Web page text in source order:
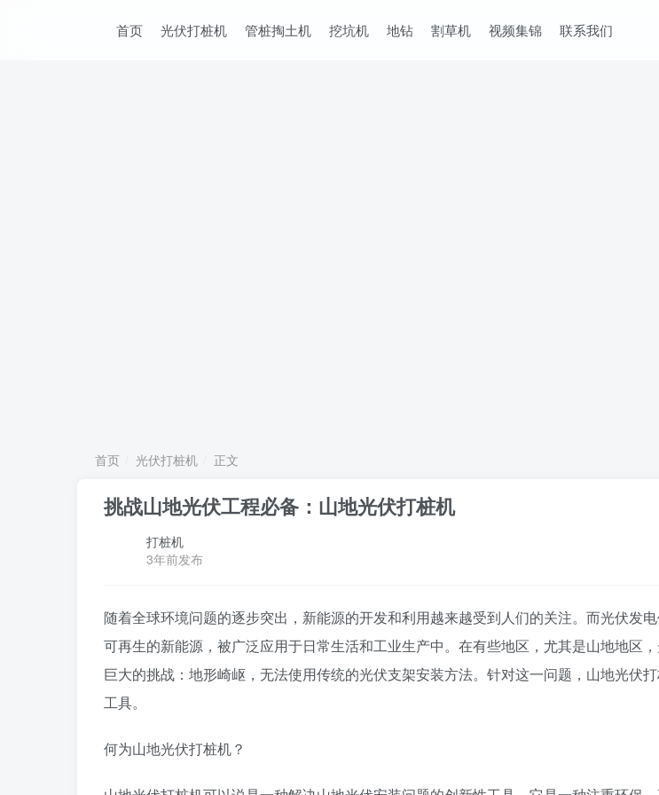
首页 光伏打桩机 管桩掏土机 挖坑机 地钻 割草机 视频集锦 联系我们
首页 光伏打桩机 正文
挑战山地光伏工程必备：山地光伏打桩机
打桩机
3年前发布
随着全球环境问题的逐步突出，新能源的开发和利用越来越受到人们的关注。而光伏发电
可再生的新能源，被广泛应用于日常生活和工业生产中。在有些地区，尤其是山地地区
巨大的挑战：地形崎岖，无法使用传统的光伏支架安装方法。针对这一问题，山地光伏
工具。
何为山地光伏打桩机？